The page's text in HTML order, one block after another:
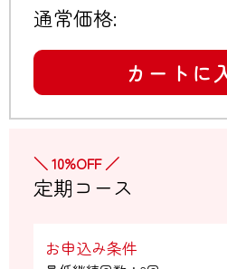
通常価格:
カートに
＼ 10%OFF ／
定期コース
お申込み条件